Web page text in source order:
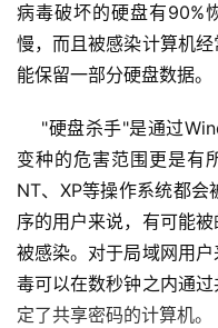
病毒破坏的硬盘有90%
慢，而且被感染计算机
能保留一部分硬盘数据。
"硬盘杀手"是通过
变种的危害范围更是有
NT、XP等操作系统都
序的用户来说，有可能
被感染。对于局域网用
毒可以在数秒钟之内通
定了共享密码的计算机。